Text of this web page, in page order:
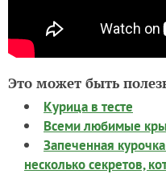
Это может быть
Курица в тесте
Всеми любимые
Запеченная
несколько секретов,